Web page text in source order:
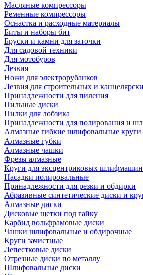
Масляные компрессоры
Ременные компрессоры
Оснастка и расходные материалы
Биты и наборы бит
Бруски и камни для заточки
Для садовой техники
Для мотобуров
Лезвия
Ножи для электрорубанков
Лезвия для строительных и
Принадлежности для пиления
Пильные диски
Пилки для лобзика
Принадлежности для полирования и
Алмазные гибкие шлифовальные
Алмазные губки
Алмазные чашки
Фрезы алмазные
Круги для эксцентриковых шлифмашин
Насадки полировальные
Принадлежности для резки и обдирки
Абразивные синтетические диски и
Алмазные диски
Дисковые щетки под гайку
Карбид вольфрамовые диски
Чашки шлифовальные и обдирочные
Круги зачистные
Лепестковые диски
Отрезные диски по металлу
Шлифовальные диски